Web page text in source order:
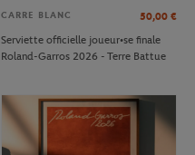
CARRE BLANC 50,00 €
Serviette officielle joueur•se finale
Roland-Garros 2026 - Terre Battue